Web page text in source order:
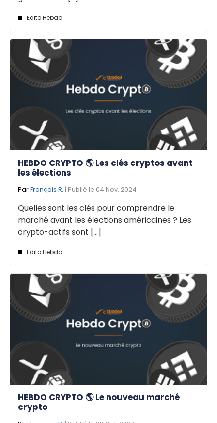
Edito Hebdo
HEBDO CRYPTO 🌎 Les clés cryptos avant
les élections
ParFrançois R. | Publié le 04 Nov. 2024
Quelles sont les clés pour comprendre le
marché avant les élections américaines ? Les
crypto-actifs sont [...]
Edito Hebdo
HEBDO CRYPTO 🌎 Le nouveau marché
crypto